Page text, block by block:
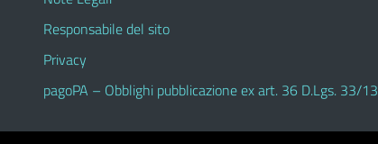
Responsabile del sito
Privacy
pagoPA – Obblighi pubblicazione ex art. 36 D.Lgs. 33/13